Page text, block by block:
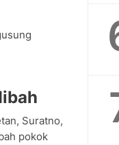
Suratno,
pokok